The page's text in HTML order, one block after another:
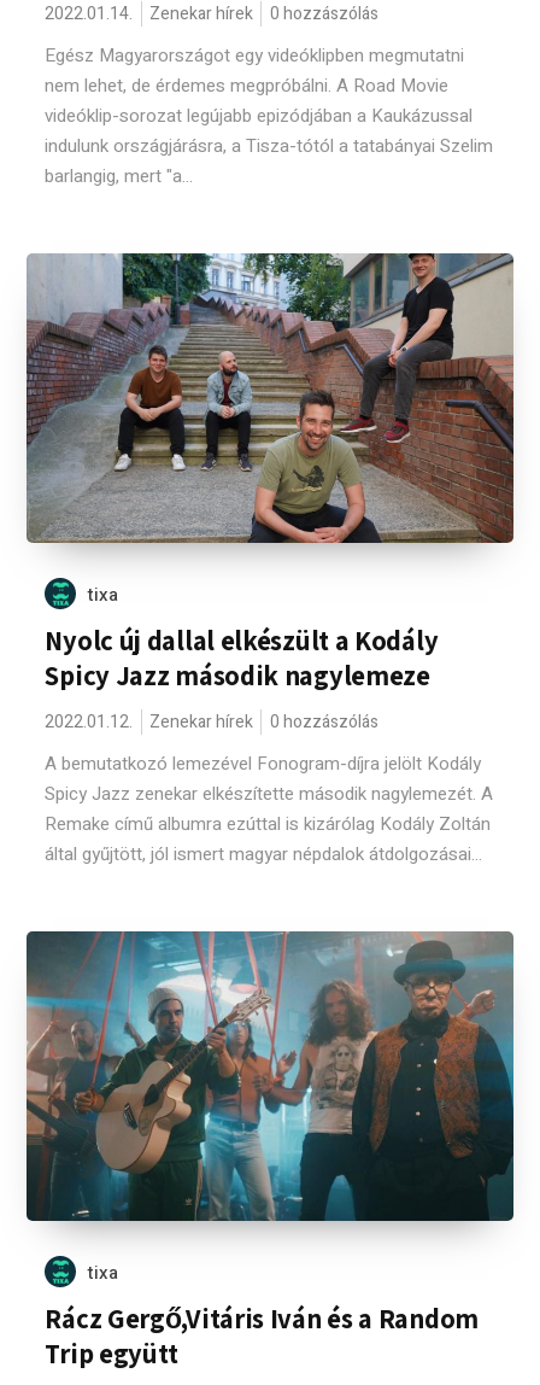
2022.01.14. Zenekar hírek 0 hozzászólás
Egész Magyarországot egy videóklipben megmutatni
nem lehet, de érdemes megpróbálni. A Road Movie
videóklip-sorozat legújabb epizódjában a Kaukázussal
indulunk országjárásra, a Tisza-tótól a tatabányai Szelim
barlangig, mert "a...
tixa
Nyolc új dallal elkészült a Kodály
Spicy Jazz második nagylemeze
2022.01.12. Zenekar hírek 0 hozzászólás
A bemutatkozó lemezével Fonogram-díjra jelölt Kodály
Spicy Jazz zenekar elkészítette második nagylemezét. A
Remake című albumra ezúttal is kizárólag Kodály Zoltán
által gyűjtött, jól ismert magyar népdalok átdolgozásai...
tixa
Rácz Gergő,Vitáris Iván és a Random
Trip együtt